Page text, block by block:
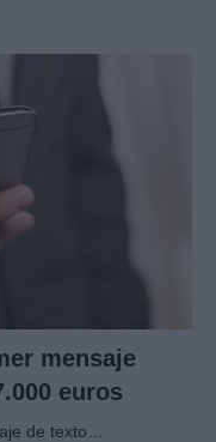
mensaje
euros
de texto…